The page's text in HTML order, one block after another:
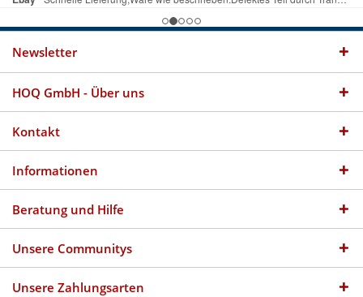
Newsletter
HOQ GmbH - Über uns
Kontakt
Informationen
Beratung und Hilfe
Unsere Communitys
Unsere Zahlungsarten